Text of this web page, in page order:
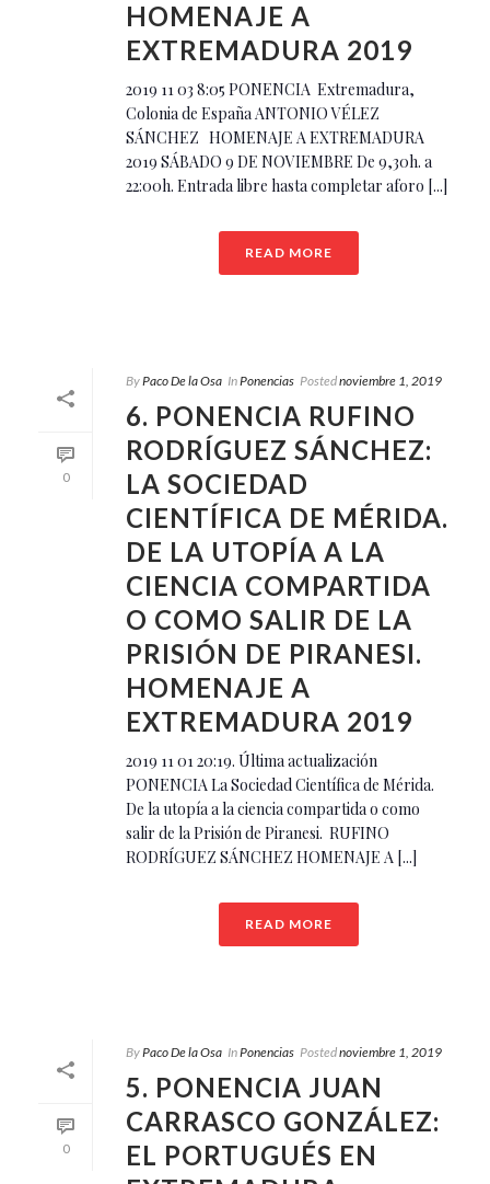
HOMENAJE A
EXTREMADURA 2019
2019 11 03 8:05 PONENCIA Extremadura,
Colonia de España ANTONIO VÉLEZ
SÁNCHEZ HOMENAJE A EXTREMADURA
2019 SÁBADO 9 DE NOVIEMBRE De 9,30h. a
22:00h. Entrada libre hasta completar aforo [...]
READ MORE
0
ByPaco De la Osa InPonencias Postednoviembre 1, 2019
6. PONENCIA RUFINO
RODRÍGUEZ SÁNCHEZ:
LA SOCIEDAD
CIENTÍFICA DE MÉRIDA.
DE LA UTOPÍA A LA
CIENCIA COMPARTIDA
O COMO SALIR DE LA
PRISIÓN DE PIRANESI.
HOMENAJE A
EXTREMADURA 2019
2019 11 01 20:19. Última actualización
PONENCIA La Sociedad Científica de Mérida.
De la utopía a la ciencia compartida o como
salir de la Prisión de Piranesi. RUFINO
RODRÍGUEZ SÁNCHEZ HOMENAJE A [...]
READ MORE
0
ByPaco De la Osa InPonencias Postednoviembre 1, 2019
5. PONENCIA JUAN
CARRASCO GONZÁLEZ:
EL PORTUGUÉS EN